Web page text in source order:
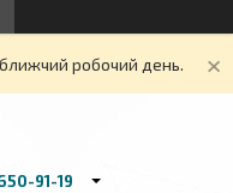
робочий день.
91-19